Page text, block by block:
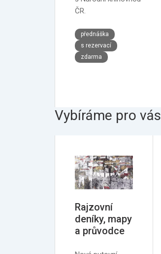
ČR.
přednáška
s rezervací
zdarma
Vybíráme pro vás
Rajzovní
deníky, mapy
a průvodce